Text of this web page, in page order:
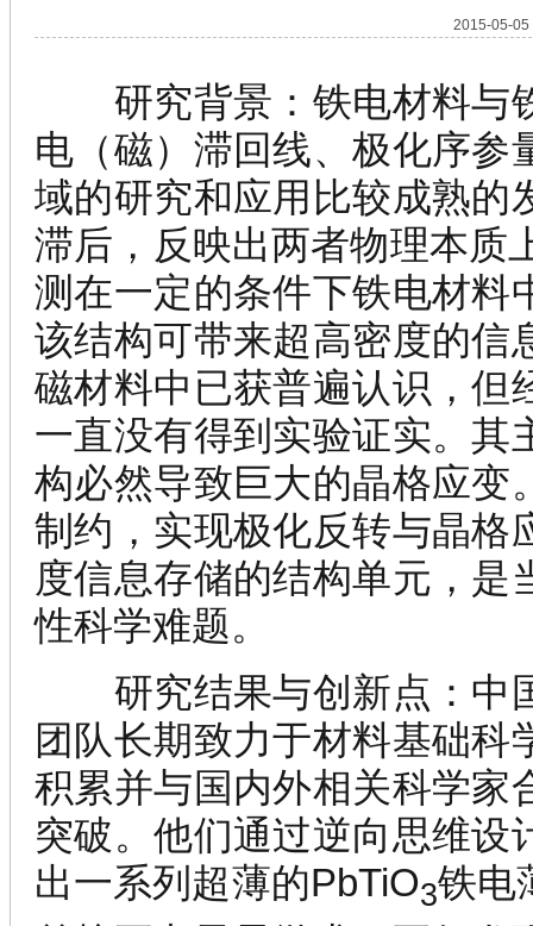
2015-
研究背景： 铁电材料与
电（磁）滞回线、极化序参
域的研究和应用比较成熟的
滞后，反映出两者物理本质
测在一定的条件下铁电材料
该结构可带来超高密度的信
磁材料中已获普遍认识，但
一直没有得到实验证实。其
构必然导致巨大的晶格应变
制约，实现极化反转与晶格
度信息存储的结构单元，
性科学难题。
研究结果与创新点： 中
团队长期致力于材料基础
积累并与国内外相关科学家
突破。他们通过逆向思维设
出一系列超薄的PbTiO3铁电